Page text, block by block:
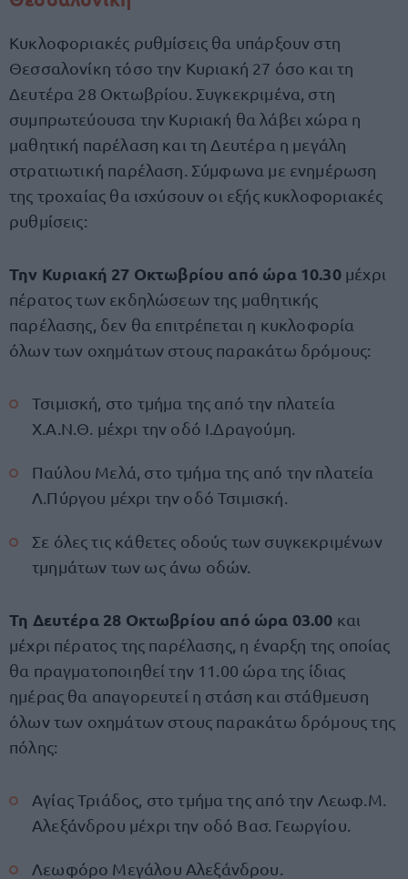
Κυκλοφοριακές ρυθμίσεις θα υπάρξουν στη
Θεσσαλονίκη τόσο την Κυριακή 27 όσο και τη
Δευτέρα 28 Οκτωβρίου. Συγκεκριμένα, στη
συμπρωτεύουσα την Κυριακή θα λάβει χώρα η
μαθητική παρέλαση και τη Δευτέρα η μεγάλη
στρατιωτική παρέλαση. Σύμφωνα με ενημέρωση
της τροχαίας θα ισχύσουν οι εξής κυκλοφοριακές
ρυθμίσεις:
Την Κυριακή 27 Οκτωβρίου από ώρα 10.30μέχρι
πέρατος των εκδηλώσεων της μαθητικής
παρέλασης, δεν θα επιτρέπεται η κυκλοφορία
όλων των οχημάτων στους παρακάτω δρόμους:
Τσιμισκή, στο τμήμα της από την πλατεία
Χ.Α.Ν.Θ. μέχρι την οδό Ι.Δραγούμη.
Παύλου Μελά, στο τμήμα της από την πλατεία
Λ.Πύργου μέχρι την οδό Τσιμισκή.
Σε όλες τις κάθετες οδούς των συγκεκριμένων
τμημάτων των ως άνω οδών.
Τη Δευτέρα 28 Οκτωβρίου από ώρα 03.00 και
μέχρι πέρατος της παρέλασης, η έναρξη της οποίας
θα πραγματοποιηθεί την 11.00 ώρα της ίδιας
ημέρας θα απαγορευτεί η στάση και στάθμευση
όλων των οχημάτων στους παρακάτω δρόμους της
πόλης:
Αγίας Τριάδος, στο τμήμα της από την Λεωφ.Μ.
Αλεξάνδρου μέχρι την οδό Βασ. Γεωργίου.
Λεωφόρο Μεγάλου Αλεξάνδρου.